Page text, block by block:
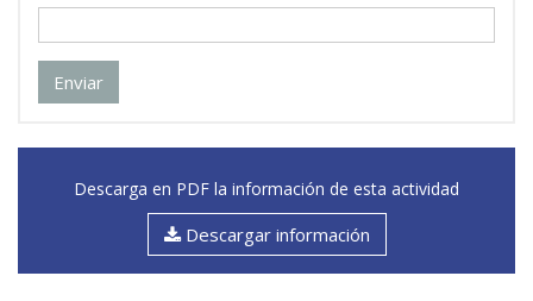
Enviar
Descarga en PDF la información de esta actividad
Descargar información